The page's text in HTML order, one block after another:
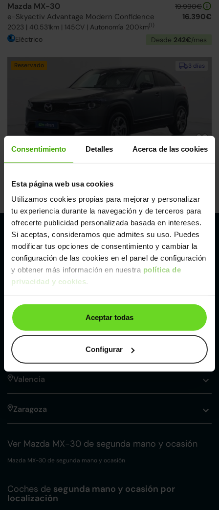
Consentimiento Detalles Acerca de las cookies
Esta página web usa cookies
Utilizamos cookies propias para mejorar y personalizar
tu experiencia durante la navegación y de terceros para
ofrecerte publicidad personalizada basada en intereses.
Si aceptas, consideramos que admites su uso. Puedes
modificar tus opciones de consentimiento y cambiar la
configuración de las cookies en el panel de configuración
y obtener más información en nuestra política de
privacidad y cookies.
Aceptar todas
Configurar
Mazda MX-30
e-Skyactiv Advantage Modern Confidence
2023 | 40.531km | 145CV | Autonomía 200km(1)
19.990€
16.390€
Eléctrico Desde 242€/mes
3 días
Reservado
Mazda MX-30
2023 | 49.658km | 145CV | Autonomía 200km
19.990€
Eléctrico Desde 222€/mes
Nuestros puntos de venta Clicars:
Alicante
Valencia
Zaragoza
Ver Mazda MX-30 de segunda mano y ocasión
Mazda MX-30 de segunda mano y ocasión
Coches de segunda mano y ocasión por
localización